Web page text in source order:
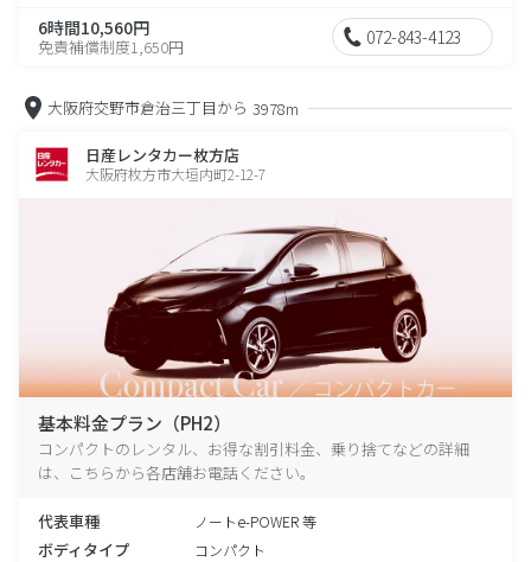
6時間10,560円
免責補償制度1,650円 072-843-4123
大阪府交野市倉治三丁目から 3978m
日産レンタカー枚方店
大阪府枚方市大垣内町2-12-7
基本料金プラン（PH2）
コンパクトのレンタル、お得な割引料金、乗り捨てなどの詳細
は、こちらから各店舗お電話ください。
代表車種 ノートe-POWER 等
ボディタイプ コンパクト